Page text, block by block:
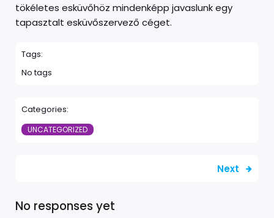
tökéletes esküvőhöz mindenképp javaslunk egy
tapasztalt esküvőszervező céget.
Tags:
No tags
Categories:
UNCATEGORIZED
Next
No responses yet